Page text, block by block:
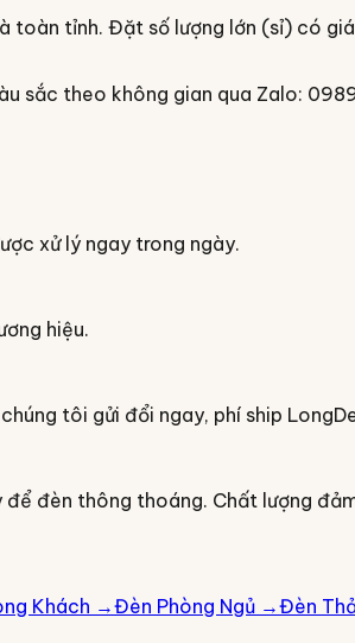
toàn tỉnh. Đặt số lượng lớn (sỉ) có
sắc theo không gian qua Zalo:
xử lý ngay trong ngày.
hiệu.
tôi gửi đổi ngay, phí ship
để đèn thông thoáng. Chất lượng
Khách →Đèn Phòng Ngủ →Đèn